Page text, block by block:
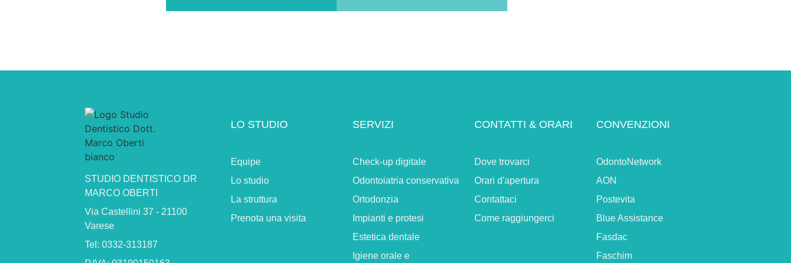
STUDIO DENTISTICO DR
MARCO OBERTI
Via Castellini 37 - 21100
Varese
Tel: 0332-313187
LO STUDIO
Equipe
Lo studio
La struttura
Prenota una visita
SERVIZI
Check-up digitale
Odontoiatria conservativa
Ortodonzia
Impianti e protesi
Estetica dentale
Igiene orale e
CONTATTI & ORARI
Dove trovarci
Orari d'apertura
Contattaci
Come raggiungerci
CONVENZIONI
OdontoNetwork
AON
Postevita
Blue Assistance
Fasdac
Faschim